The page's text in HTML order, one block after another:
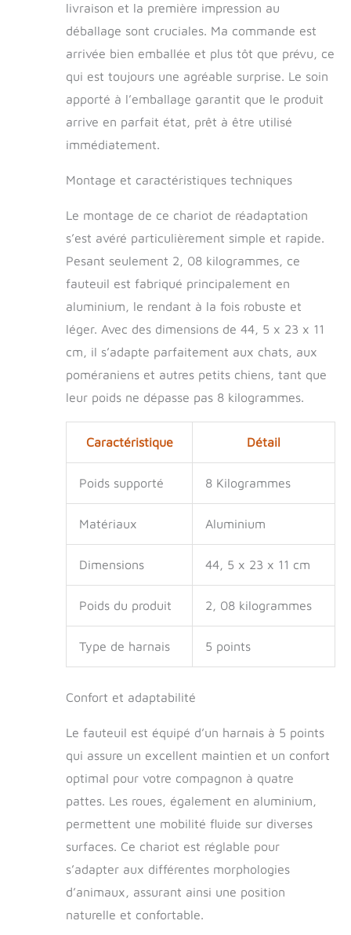
roulant pour chat peuvent être
réglables, il peut s'adapter à votre
animal dans certaines limites 【 ET
LÉGER】: La chaise roulante pour les
pattes arrière pour animaux de
d'aluminium léger, a une longue durée
de vie. Non seulement anti-usure et
anti-salissant, mais également difficile
PRATIQUE】: La structure légère et
amovible de ce chariot pour chien à
transporter et à ranger. Conception de
la boucle sur la sangle, vous pouvez
accrocher une corde de traction sur la
boucle, ce qui peut éviter la perte de
l'animal et très pratique 100%】- Taille
et emballage: Il s'agit d' fauteuil
roulant XXS à 2 roues, chaton,
poméranien et autres petits chiens. Si
vous avez des questions sur nos
produits lors de l'utilisation, n'hésitez
24/7, 7 jours sur 7, nous mettons à
votre disposition assistant
professionnel.
livraison et la première impression au
déballage sont cruciales. Ma commande est
arrivée bien emballée et plus tôt que prévu, ce
qui est toujours une agréable surprise. Le soin
apporté à l’emballage garantit que le produit
arrive en parfait état, prêt à être utilisé
immédiatement.
Montage et caractéristiques techniques
Le montage de ce chariot de réadaptation
s’est avéré particulièrement simple et rapide.
Pesant seulement 2, 08 kilogrammes, ce
fauteuil est fabriqué principalement en
aluminium, le rendant à la fois robuste et
léger. Avec des dimensions de 44, 5 x 23 x 11
cm, il s’adapte parfaitement aux chats, aux
poméraniens et autres petits chiens, tant que
leur poids ne dépasse pas 8 kilogrammes.
Caractéristique Détail
Poids supporté 8 Kilogrammes
Matériaux Aluminium
Dimensions 44, 5 x 23 x 11 cm
Poids du produit 2, 08 kilogrammes
Type de harnais 5 points
Confort et adaptabilité
Le fauteuil est équipé d’un harnais à 5 points
qui assure un excellent maintien et un confort
optimal pour votre compagnon à quatre
pattes. Les roues, également en aluminium,
permettent une mobilité fluide sur diverses
surfaces. Ce chariot est réglable pour
s’adapter aux différentes morphologies
d’animaux, assurant ainsi une position
naturelle et confortable.